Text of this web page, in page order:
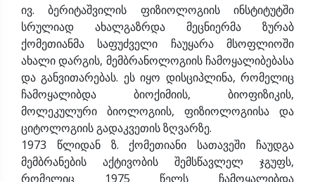
ივ. ბერიტაშვილის ფიზიოლოგიის ინსტიტუტში
სრულიად ახალგაზრდა მეცნიერმა ზურაბ
ქომეთიანმა საფუძველი ჩაუყარა მსოფლიოში
ახალი დარგის, მემბრანოლოგიის ჩამოყალიბებასა
და განვითარებას. ეს იყო დისციპლინა, რომელიც
ჩამოყალიბდა ბიოქიმიის, ბიოფიზიკის,
მოლეკულური ბიოლოგიის, ფიზიოლოგიისა და
ციტოლოგიის გადაკვეთის ზღვარზე.
1973 წლიდან ზ. ქომეთიანი სათავეში ჩაუდგა
მემბრანების აქტივობის შემსწავლელ ჯგუფს,
რომელიც 1975 წელს ჩამოყალიბდა